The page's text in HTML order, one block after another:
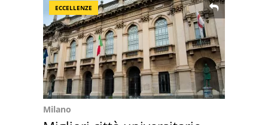
ECCELLENZE
Milano